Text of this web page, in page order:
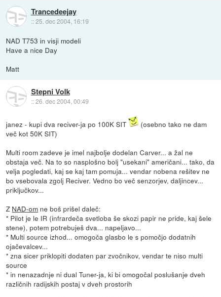
Trancedeejay
::25. dec 2004, 16:19
NAD T753 in visji modeli
Have a nice Day
Matt
Stepni Volk
::26. dec 2004, 00:49
janez - kupi dva reciver-ja po 100K SIT
(osebno tako ne dam
več kot 50K SIT)
Multi room zadeve je imel najbolje dodelan Carver... a žal ne
obstaja več. Na to so nasplošno bolj "usekani" američani... tako, da
velja pogledati, kaj se kaj tam pomuja... vendar nobena rešitev ne
bo vsebovala zgolj Reciver. Vedno bo več senzorjev, daljincev...
priključkov...
Z NAD-om ne boš prišel daleč:
* Pilot je le IR (infrardeča svetloba še skozi papir ne pride, kaj šele
stene), potem potrebuješ dva... napeljavo...
* Multi source izhod... omogoča glasbo le s pomočjo dodatnih
ojačevalcev...
* zna sicer priklopiti dodaten par zvočnikov, vendar te niso multi
source
* in nenazadnje ni dual Tuner-ja, ki bi omogočal poslušanje dveh
različnih radijskih postaj v dveh prostorih